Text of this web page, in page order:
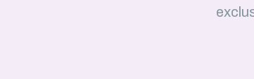
LISM (CNRS / Aix-